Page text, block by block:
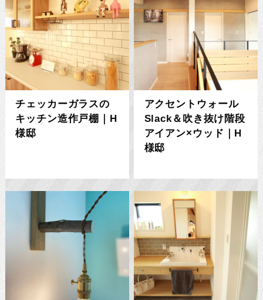
チェッカーガラスの
キッチン造作戸棚｜H
様邸
アクセントウォール
Slack＆吹き抜け階段
アイアン×ウッド｜H
様邸